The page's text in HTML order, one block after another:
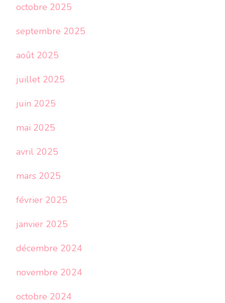
octobre 2025
septembre 2025
août 2025
juillet 2025
juin 2025
mai 2025
avril 2025
mars 2025
février 2025
janvier 2025
décembre 2024
novembre 2024
octobre 2024